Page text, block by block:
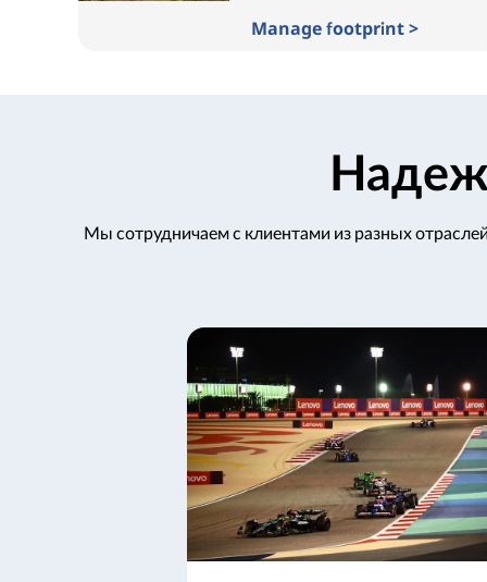
Manage footprint >
Мы сотрудничаем с клиентами из разных